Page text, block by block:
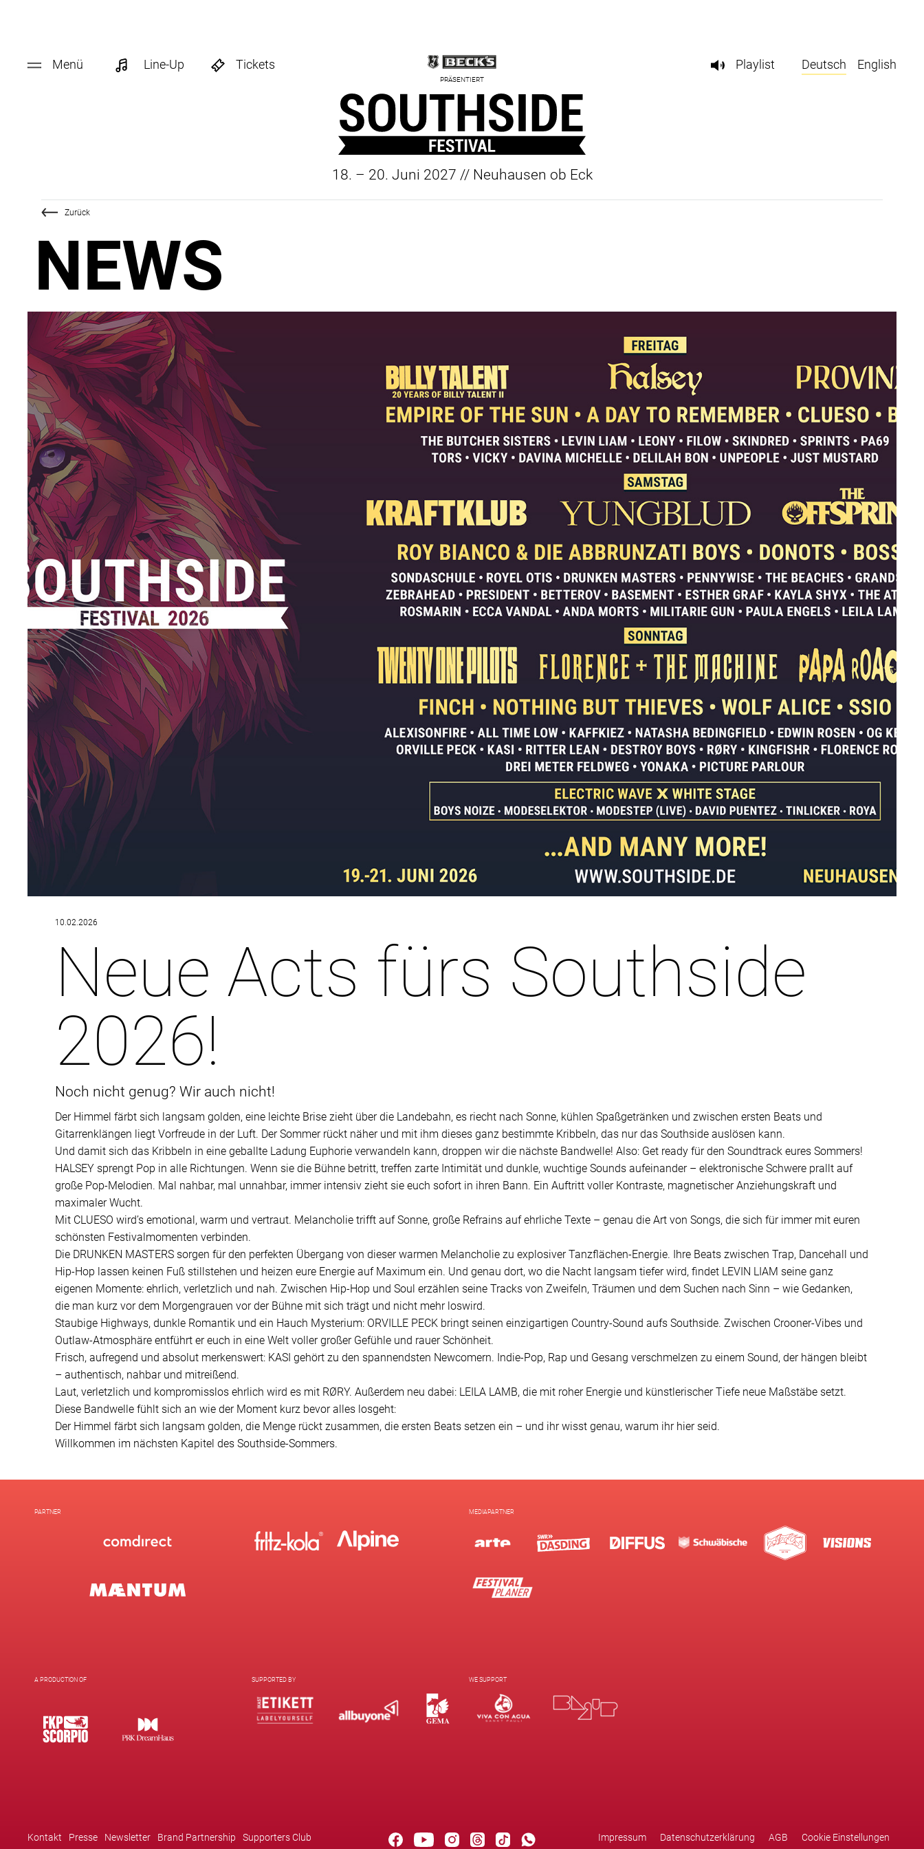
Menü Line-Up Tickets
PRÄSENTIERT
Playlist Deutsch English
18. – 20. Juni 2027 // Neuhausen ob Eck
Zurück
NEWS
10.02.2026
Neue Acts fürs Southside
2026!
Noch nicht genug? Wir auch nicht!
Der Himmel färbt sich langsam golden, eine leichte Brise zieht über die Landebahn, es riecht nach Sonne, kühlen Spaßgetränken und zwischen ersten Beats und
Gitarrenklängen liegt Vorfreude in der Luft. Der Sommer rückt näher und mit ihm dieses ganz bestimmte Kribbeln, das nur das Southside auslösen kann.
Und damit sich das Kribbeln in eine geballte Ladung Euphorie verwandeln kann, droppen wir die nächste Bandwelle! Also: Get ready für den Soundtrack eures Sommers!
HALSEY sprengt Pop in alle Richtungen. Wenn sie die Bühne betritt, treffen zarte Intimität und dunkle, wuchtige Sounds aufeinander – elektronische Schwere prallt auf
große Pop-Melodien. Mal nahbar, mal unnahbar, immer intensiv zieht sie euch sofort in ihren Bann. Ein Auftritt voller Kontraste, magnetischer Anziehungskraft und
maximaler Wucht.
Mit CLUESO wird’s emotional, warm und vertraut. Melancholie trifft auf Sonne, große Refrains auf ehrliche Texte – genau die Art von Songs, die sich für immer mit euren
schönsten Festivalmomenten verbinden.
Die DRUNKEN MASTERS sorgen für den perfekten Übergang von dieser warmen Melancholie zu explosiver Tanzflächen-Energie. Ihre Beats zwischen Trap, Dancehall und
Hip-Hop lassen keinen Fuß stillstehen und heizen eure Energie auf Maximum ein. Und genau dort, wo die Nacht langsam tiefer wird, findet LEVIN LIAM seine ganz
eigenen Momente: ehrlich, verletzlich und nah. Zwischen Hip-Hop und Soul erzählen seine Tracks von Zweifeln, Träumen und dem Suchen nach Sinn – wie Gedanken,
die man kurz vor dem Morgengrauen vor der Bühne mit sich trägt und nicht mehr loswird.
Staubige Highways, dunkle Romantik und ein Hauch Mysterium: ORVILLE PECK bringt seinen einzigartigen Country-Sound aufs Southside. Zwischen Crooner-Vibes und
Outlaw-Atmosphäre entführt er euch in eine Welt voller großer Gefühle und rauer Schönheit.
Frisch, aufregend und absolut merkenswert: KASI gehört zu den spannendsten Newcomern. Indie-Pop, Rap und Gesang verschmelzen zu einem Sound, der hängen bleibt
– authentisch, nahbar und mitreißend.
Laut, verletzlich und kompromisslos ehrlich wird es mit RØRY. Außerdem neu dabei: LEILA LAMB, die mit roher Energie und künstlerischer Tiefe neue Maßstäbe setzt.
Diese Bandwelle fühlt sich an wie der Moment kurz bevor alles losgeht:
Der Himmel färbt sich langsam golden, die Menge rückt zusammen, die ersten Beats setzen ein – und ihr wisst genau, warum ihr hier seid.
Willkommen im nächsten Kapitel des Southside-Sommers.
PARTNER MEDIAPARTNER
A PRODUCTION OF SUPPORTED BY WE SUPPORT
Kontakt Presse Newsletter Brand Partnership Supporters Club Impressum Datenschutzerklärung AGB Cookie Einstellungen